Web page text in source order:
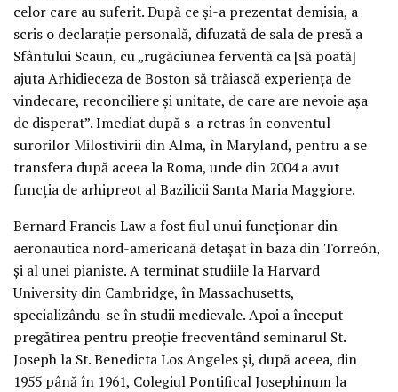
celor care au suferit. După ce și-a prezentat demisia, a
scris o declarație personală, difuzată de sala de presă a
Sfântului Scaun, cu „rugăciunea ferventă ca [să poată]
ajuta Arhidieceza de Boston să trăiască experiența de
vindecare, reconciliere și unitate, de care are nevoie așa
de disperat”. Imediat după s-a retras în conventul
surorilor Milostivirii din Alma, în Maryland, pentru a se
transfera după aceea la Roma, unde din 2004 a avut
funcția de arhipreot al Bazilicii Santa Maria Maggiore.
Bernard Francis Law a fost fiul unui funcționar din
aeronautica nord-americană detașat în baza din Torreón,
și al unei pianiste. A terminat studiile la Harvard
University din Cambridge, în Massachusetts,
specializându-se în studii medievale. Apoi a început
pregătirea pentru preoție frecventând seminarul St.
Joseph la St. Benedicta Los Angeles și, după aceea, din
1955 până în 1961, Colegiul Pontifical Josephinum la